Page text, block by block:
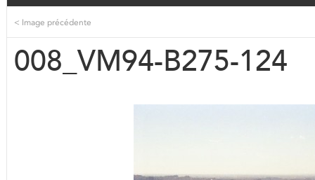
< Image précédente
008_VM94-B275-124